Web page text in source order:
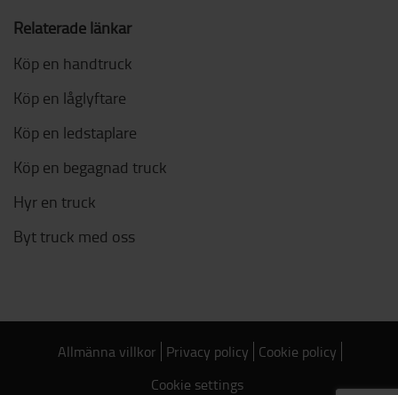
Relaterade länkar
Köp en handtruck
Köp en låglyftare
Köp en ledstaplare
Köp en begagnad truck
Hyr en truck
Byt truck med oss
Allmänna villkor Privacy policy Cookie policy
Cookie settings